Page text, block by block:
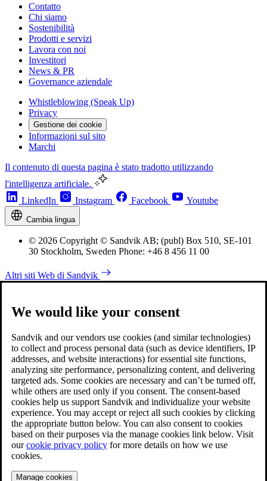
Contatto
Chi siamo
Sostenibilità
Prodotti e servizi
Lavora con noi
Investitori
News & PR
Governance aziendale
Whistleblowing (Speak Up)
Privacy
Gestione dei cookie
Informazioni sul sito
Marchi
Il contenuto di questa pagina è stato tradotto utilizzando
l'intelligenza artificiale.
LinkedIn
Instagram Facebook Youtube
Cambia lingua
© 2026 Copyright © Sandvik AB; (publ) Box 510, SE-101
30 Stockholm, Sweden Phone: +46 8 456 11 00
Altri siti Web di Sandvik
We would like your consent
Sandvik and our vendors use cookies (and similar technologies)
to collect and process personal data (such as device identifiers, IP
addresses, and website interactions) for essential site functions,
analyzing site performance, personalizing content, and delivering
targeted ads. Some cookies are necessary and can’t be turned off,
while others are used only if you consent. The consent-based
cookies help us support Sandvik and individualize your website
experience. You may accept or reject all such cookies by clicking
the appropriate button below. You can also consent to cookies
based on their purposes via the manage cookies link below. Visit
ourcookie privacy policy for more details on how we use
cookies.
Manage cookies